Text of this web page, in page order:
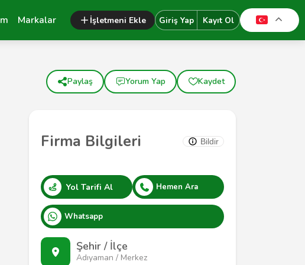
Markalar İşletmeni Ekle Giriş Yap Kayıt Ol
Firma Bilgileri Bildir
Yol Tarifi Al Hemen Ara
Whatsapp
Şehir / İlçe
Adıyaman / Merkez
Paylaş Yorum Yap Kaydet